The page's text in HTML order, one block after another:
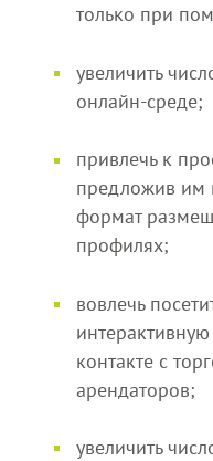
только при
увеличить
онлайн-среде;
привлечь к
предложив им
формат
профилях;
вовлечь
контакте с
арендаторов;
увеличить